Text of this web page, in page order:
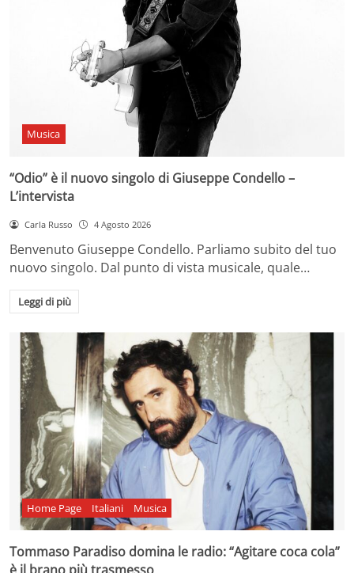
Musica
“Odio” è il nuovo singolo di Giuseppe Condello –
L’intervista
Carla Russo 4 Agosto 2026
Benvenuto Giuseppe Condello. Parliamo subito del tuo
nuovo singolo. Dal punto di vista musicale, quale…
Leggi di più
Home Page Italiani Musica
Tommaso Paradiso domina le radio: “Agitare coca cola”